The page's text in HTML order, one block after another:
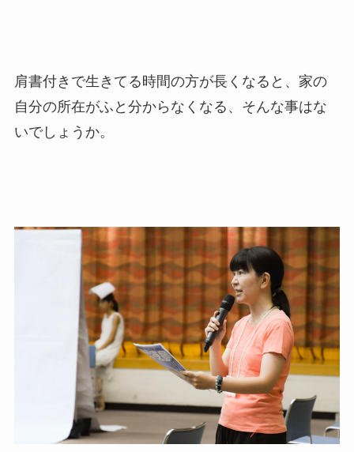
肩書付きで生きてる時間の方が長くなると、家の
自分の所在がふと分からなくなる、そんな事はな
いでしょうか。